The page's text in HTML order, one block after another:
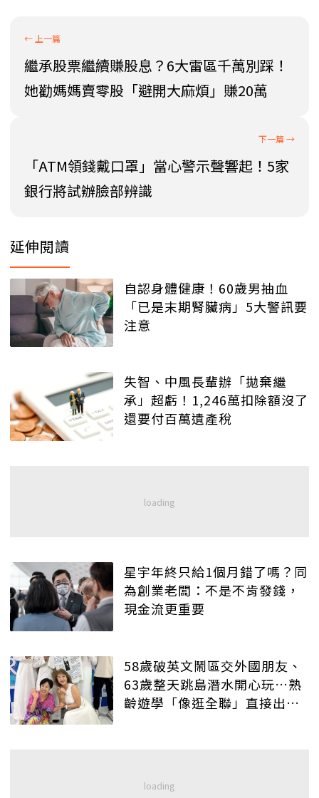
繼承股票繼續賺股息？6大雷區千萬別踩！
她勸媽媽賣零股「避開大麻煩」賺20萬
「ATM領錢戴口罩」當心警示聲響起！5家
銀行將試辦臉部辨識
延伸閱讀
自認身體健康！60歲男抽血
「已是末期腎臟病」5大警訊要
注意
失智、中風長輩辦「拋棄繼
承」超虧！1,246萬扣除額沒了
還要付百萬遺產稅
星宇年終只給1個月錯了嗎？同
為創業老闆：不是不肯發錢，
現金流更重要
58歲破英文鬧區交外國朋友、
63歲整天跳島潛水開心玩…熟
齡遊學「像逛全聯」直接出發